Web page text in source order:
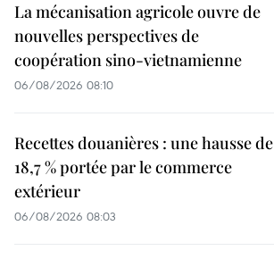
La mécanisation agricole ouvre de
nouvelles perspectives de
coopération sino-vietnamienne
06/08/2026 08:10
Recettes douanières : une hausse de
18,7 % portée par le commerce
extérieur
06/08/2026 08:03